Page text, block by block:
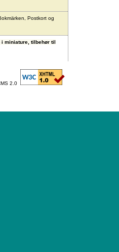
Postkort og
i miniature, tilbehør til